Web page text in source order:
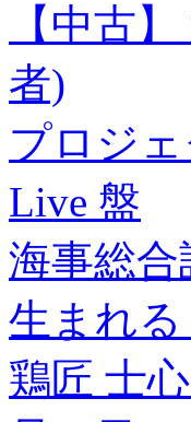
【中古
者)
プロジ
Live 盤
海事総合
生まれ
鶏匠 士